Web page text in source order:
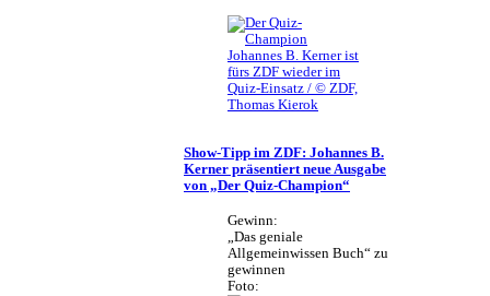
Johannes B. Kerner ist
fürs ZDF wieder im
Quiz-Einsatz / © ZDF,
Thomas Kierok
Show-Tipp im ZDF: Johannes B.
Kerner präsentiert neue Ausgabe
von „Der Quiz-Champion“
Gewinn:
„Das geniale
Allgemeinwissen Buch“ zu
gewinnen
Foto: